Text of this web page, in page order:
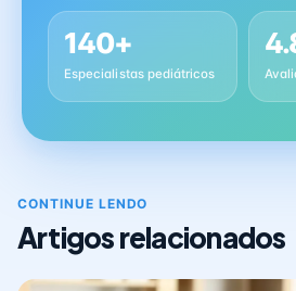
140+
Especialistas pediátricos
CONTINUE LENDO
Artigos relacionados